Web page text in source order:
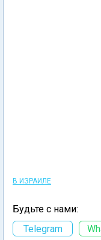
В ИЗРАИЛЕ
Будьте с нами:
Telegram